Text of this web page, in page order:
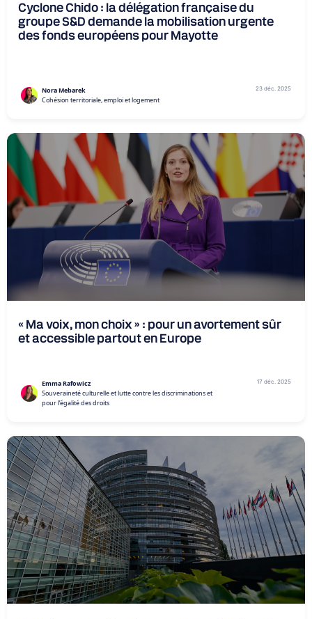
Cyclone Chido : la délégation française du
groupe S&D demande la mobilisation urgente
des fonds européens pour Mayotte
Nora Mebarek
Cohésion territoriale, emploi et logement
23 déc. 2025
« Ma voix, mon choix » : pour un avortement sûr
et accessible partout en Europe
Emma Rafowicz
Souveraineté culturelle et lutte contre les discriminations et
pour l’égalité des droits
17 déc. 2025